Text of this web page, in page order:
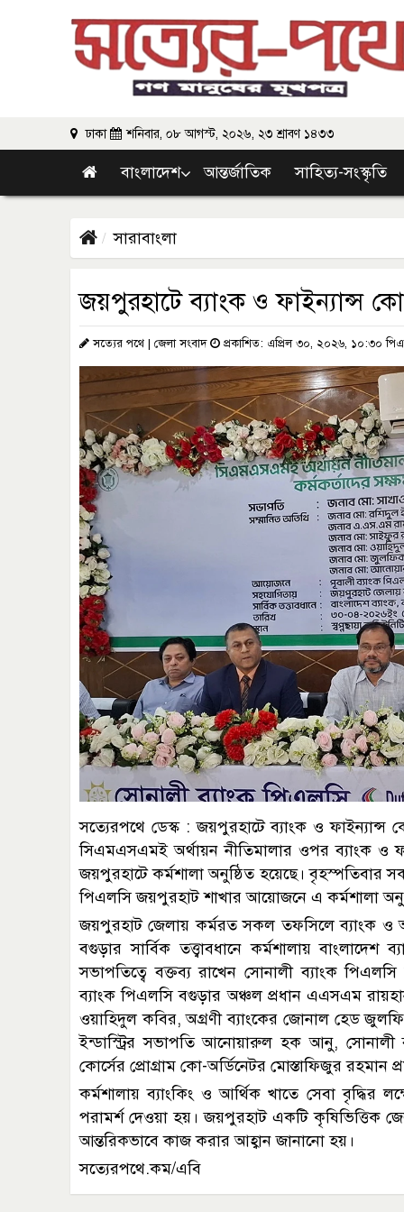
ঢাকা শনিবার, ০৮ আগস্ট, ২০২৬, ২৩ শ্রাবণ ১৪৩৩
বাংলাদেশ আন্তর্জাতিক সাহিত্য-সংস্কৃতি
সারাবাংলা
জয়পুরহাটে ব্যাংক ও ফাইন্যান্স
সত্যের পথে | জেলা সংবাদ প্রকাশিত: এপ্রিল ৩০, ২০২৬, ১০:৩০
সত্যেরপথে ডেস্ক : জয়পুরহাটে ব্যাংক ও ফাইন্যান্স
সিএমএসএমই অর্থায়ন নীতিমালার ওপর ব্যাংক ও
জয়পুরহাটে কর্মশালা অনুষ্ঠিত হয়েছে। বৃহস্পতিবার
পিএলসি জয়পুরহাট শাখার আয়োজনে এ কর্মশালা
জয়পুরহাট জেলায় কর্মরত সকল তফসিলে ব্যাংক ও
বগুড়ার সার্বিক তত্ত্বাবধানে কর্মশালায়
সভাপতিত্বে বক্তব্য রাখেন সোনালী ব্যাংক
ব্যাংক পিএলসি বগুড়ার অঞ্চল প্রধান এএসএম
ওয়াহিদুল কবির, অগ্রণী ব্যাংকের জোনাল হেড
ইন্ডাস্ট্রির সভাপতি আনোয়ারুল হক আনু, সোনালী
কোর্সের প্রোগ্রাম কো-অর্ডিনেটর মোস্তাফিজুর রহমান
কর্মশালায় ব্যাংকিং ও আর্থিক খাতে সেবা বৃদ্ধির
পরামর্শ দেওয়া হয়। জয়পুরহাট একটি কৃষিভিত্তিক
আন্তরিকভাবে কাজ করার আহ্বান জানানো হয়।
সত্যেরপথে.কম/এবি